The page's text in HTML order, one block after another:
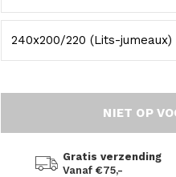
240x200/220 (Lits-jumeaux)
NIET OP
Gratis verzending
Vanaf €75,-